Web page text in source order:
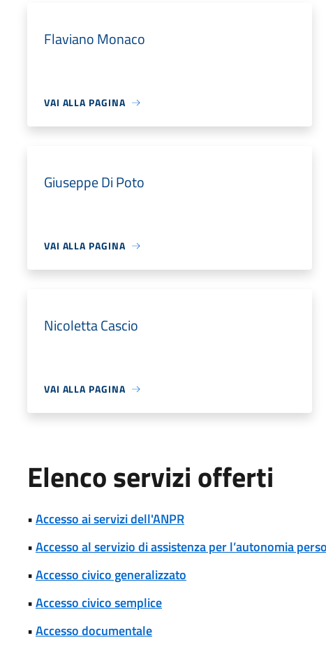
Flaviano Monaco
VAI ALLA PAGINA
Giuseppe Di Poto
VAI ALLA PAGINA
Nicoletta Cascio
VAI ALLA PAGINA
Elenco servizi offerti
•Accesso ai servizi dell'ANPR
•Accesso al servizio di assistenza per l’autonomia
•Accesso civico generalizzato
•Accesso civico semplice
•Accesso documentale